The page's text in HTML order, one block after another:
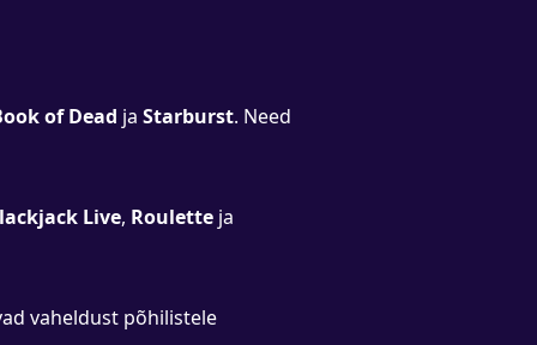
of Dead ja Starburst. Need
Live, Roulette ja
vaheldust põhilistele